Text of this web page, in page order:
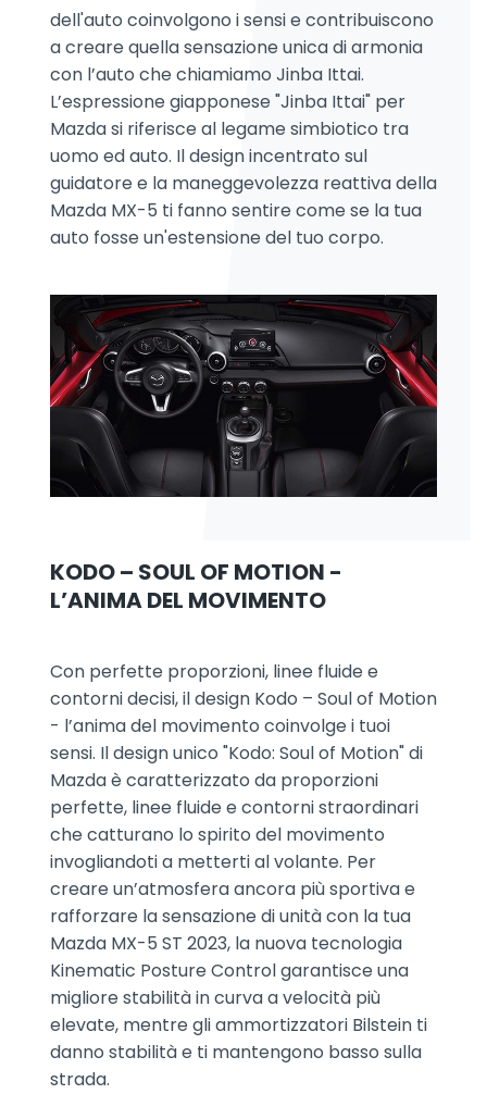
dell'auto coinvolgono i sensi e contribuiscono
a creare quella sensazione unica di armonia
con l’auto che chiamiamo Jinba Ittai.
L’espressione giapponese "Jinba Ittai" per
Mazda si riferisce al legame simbiotico tra
uomo ed auto. Il design incentrato sul
guidatore e la maneggevolezza reattiva della
Mazda MX-5 ti fanno sentire come se la tua
auto fosse un'estensione del tuo corpo.
KODO – SOUL OF MOTION -
L’ANIMA DEL MOVIMENTO
Con perfette proporzioni, linee fluide e
contorni decisi, il design Kodo – Soul of Motion
- l’anima del movimento coinvolge i tuoi
sensi. Il design unico "Kodo: Soul of Motion" di
Mazda è caratterizzato da proporzioni
perfette, linee fluide e contorni straordinari
che catturano lo spirito del movimento
invogliandoti a metterti al volante. Per
creare un’atmosfera ancora più sportiva e
rafforzare la sensazione di unità con la tua
Mazda MX-5 ST 2023, la nuova tecnologia
Kinematic Posture Control garantisce una
migliore stabilità in curva a velocità più
elevate, mentre gli ammortizzatori Bilstein ti
danno stabilità e ti mantengono basso sulla
strada.